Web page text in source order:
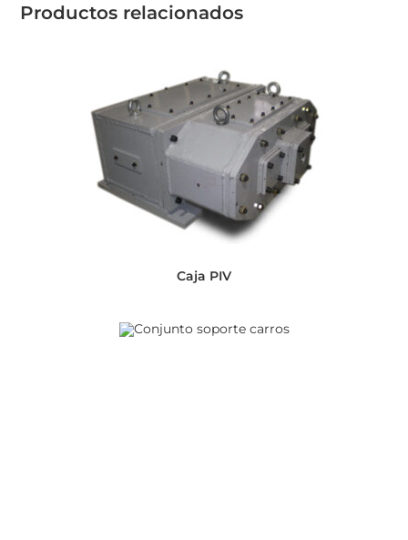
Productos relacionados
Caja PIV